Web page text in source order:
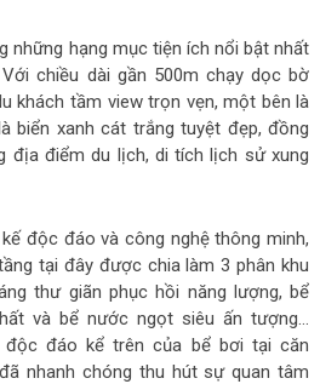
những hạng mục tiện ích nổi bật nhất
chiều dài gần 500m chạy dọc bờ
khách tầm view trọn vẹn, một bên là
biển xanh cát trắng tuyệt đẹp, đồng
địa điểm du lịch, di tích lịch sử xung
độc đáo và công nghệ thông minh,
tại đây được chia làm 3 phân khu
thư giãn phục hồi năng lượng, bể
và bể nước ngọt siêu ấn tượng…
đáo kể trên của bể bơi tại căn
nhanh chóng thu hút sự quan tâm